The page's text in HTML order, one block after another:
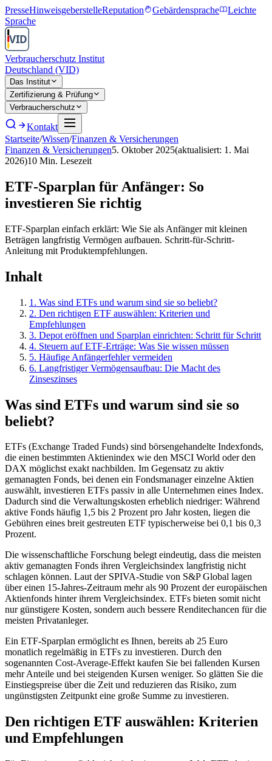
PresseHinweisgeberstelleReputation Gebärdensprache
Leichte
Sprache
Verbraucherschutz Institut
Deutschland (VID)
Das Institut
Zertifizierung & Prüfung
Verbraucherschutz
Kontakt
Startseite/Wissen/Finanzen & Versicherungen
Finanzen & Versicherungen5. Oktober 2025(aktualisiert: 1. Mai
2026)10 Min. Lesezeit
ETF-Sparplan für Anfänger: So
investieren Sie richtig
ETF-Sparplan einfach erklärt: Wie Sie als Anfänger mit kleinen
Beträgen langfristig Vermögen aufbauen. Schritt-für-Schritt-
Anleitung mit Produktempfehlungen.
Inhalt
1 . Was sind ETFs und warum sind sie so beliebt?
2. Den richtigen ETF auswählen: Kriterien und
Empfehlungen
3. Depot eröffnen und Sparplan einrichten: Schritt für Schritt
4. Steuern auf ETF-Erträge: Was Sie wissen müssen
5. Häufige Anfängerfehler vermeiden
6. Langfristiger Vermögensaufbau: Die Macht des
Zinseszinses
Was sind ETFs und warum sind sie so
beliebt?
ETFs (Exchange Traded Funds) sind börsengehandelte Indexfonds,
die einen bestimmten Aktienindex wie den MSCI World oder den
DAX möglichst exakt nachbilden. Im Gegensatz zu aktiv
gemanagten Fonds, bei denen ein Fondsmanager einzelne Aktien
auswählt, investieren ETFs passiv in alle Unternehmen eines Index.
Dadurch sind die Verwaltungskosten erheblich niedriger: Während
aktive Fonds häufig 1,5 bis 2 Prozent pro Jahr kosten, liegen die
Gebühren eines breit gestreuten ETF typischerweise bei 0,1 bis 0,3
Prozent.
Die wissenschaftliche Forschung belegt eindeutig, dass die meisten
aktiv gemanagten Fonds ihren Vergleichsindex langfristig nicht
schlagen können. Laut der SPIVA-Studie von S&P Global lagen
über einen 15-Jahres-Zeitraum mehr als 90 Prozent der europäischen
Aktienfonds hinter ihrem Vergleichsindex. ETFs bieten somit nicht
nur günstigere Kosten, sondern auch bessere Renditechancen für die
meisten Privatanleger.
Ein ETF-Sparplan ermöglicht es Ihnen, bereits ab 25 Euro
monatlich regelmäßig in ETFs zu investieren. Durch den
sogenannten Cost-Average-Effekt kaufen Sie bei fallenden Kursen
mehr Anteile und bei steigenden Kursen weniger. So glätten Sie die
Einstiegspreise über die Zeit und reduzieren das Risiko, zum
ungünstigsten Zeitpunkt eine große Summe zu investieren.
Den richtigen ETF auswählen: Kriterien
und Empfehlungen